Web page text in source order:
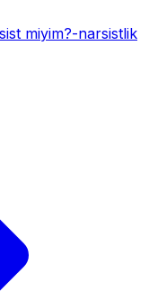
miyim?-narsistlik